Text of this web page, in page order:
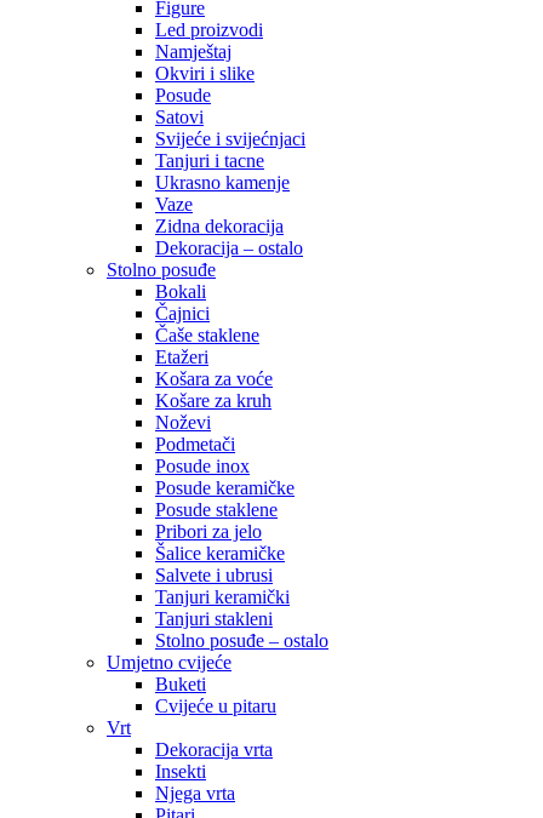
Figure
Led proizvodi
Namještaj
Okviri i slike
Posude
Satovi
Svijeće i svijećnjaci
Tanjuri i tacne
Ukrasno kamenje
Vaze
Zidna dekoracija
Dekoracija – ostalo
Stolno posuđe
Bokali
Čajnici
Čaše staklene
Etažeri
Košara za voće
Košare za kruh
Noževi
Podmetači
Posude inox
Posude keramičke
Posude staklene
Pribori za jelo
Šalice keramičke
Salvete i ubrusi
Tanjuri keramički
Tanjuri stakleni
Stolno posuđe – ostalo
Umjetno cvijeće
Buketi
Cvijeće u pitaru
Vrt
Dekoracija vrta
Insekti
Njega vrta